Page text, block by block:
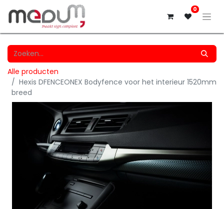
0
Alle producten
Hexis DFENCEONEX Bodyfence voor het interieur 1520mm
breed